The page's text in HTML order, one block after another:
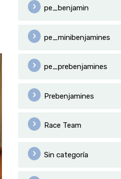
pe_benjamin
pe_minibenjamines
pe_prebenjamines
Prebenjamines
Race Team
Sin categoría